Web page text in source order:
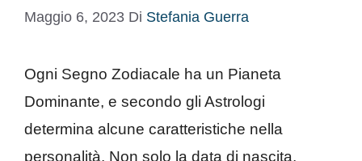
Maggio 6, 2023 Di Stefania Guerra
Ogni Segno Zodiacale ha un Pianeta
Dominante, e secondo gli Astrologi
determina alcune caratteristiche nella
personalità. Non solo la data di nascita,